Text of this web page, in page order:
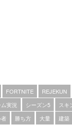
FORTNITE REJEKUN
実況 シーズン5 スキ
勝ち方 大量 建築